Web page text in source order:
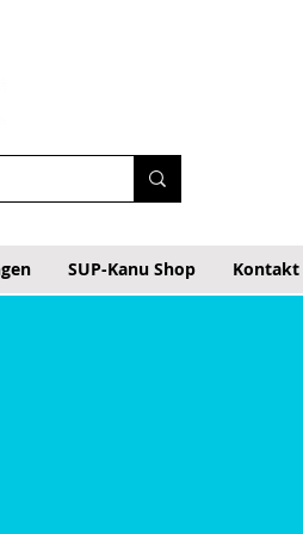
SUP-Kanu Shop Kontakt